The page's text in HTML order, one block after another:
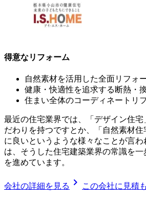
得意なリフォーム
自然素材を活用した全面リフォ
健康・快適性を追求する断熱・
住まい全体のコーディネートリ
最近の住宅業界では、「デザイン住宅
だわりを持つですとか、「自然素材
に良いというような様々なことが言
は、そうした住宅建築業界の常識を
を進めています。
会社の詳細を見る chevron_right この会社に見積